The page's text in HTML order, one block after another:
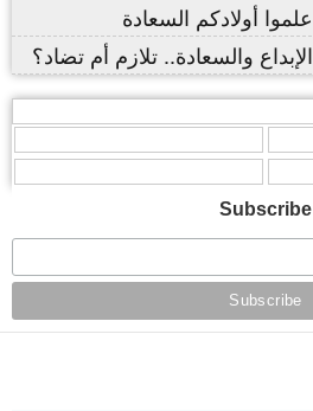
علموا أولادكم السعادة
الإبداع والسعادة.. تلازم أم تضاد؟
Subscribe